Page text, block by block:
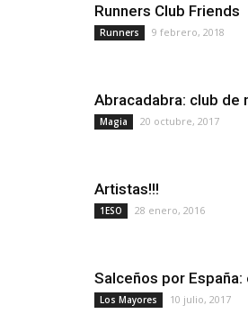
Runners Club Friends
Runners 9 febrero, 2018
Abracadabra: club de
Magia 20 octubre, 2017
Artistas!!!
1ESO 28 enero, 2016
Salceños por España:
Los Mayores 10 julio, 2017